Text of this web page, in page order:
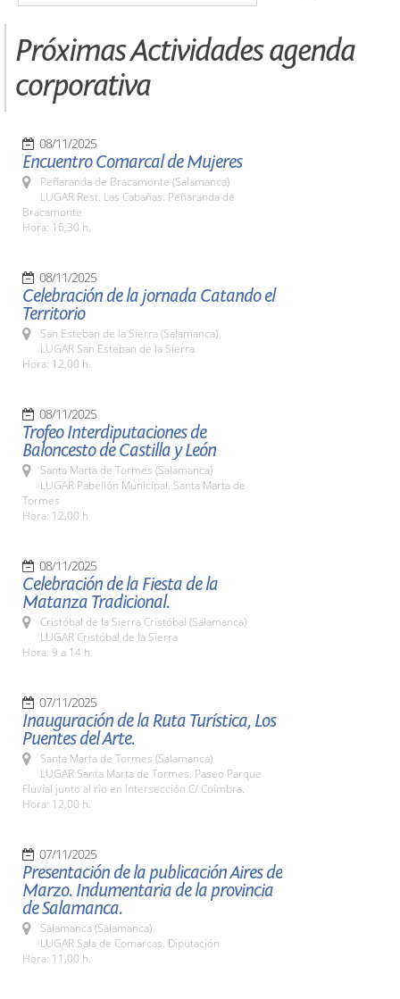
Próximas Actividades agenda
corporativa
08/11/2025
Encuentro Comarcal de Mujeres
Peñaranda de Bracamonte (Salamanca)
LUGAR Rest. Las Cabañas. Peñaranda de
Bracamonte
Hora: 16,30 h.
08/11/2025
Celebración de la jornada Catando el
Territorio
San Esteban de la Sierra (Salamanca)
LUGAR San Esteban de la Sierra
Hora: 12,00 h.
08/11/2025
Trofeo Interdiputaciones de
Baloncesto de Castilla y León
Santa Marta de Tormes (Salamanca)
LUGAR Pabellón Municipal. Santa Marta de
Tormes
Hora: 12,00 h
08/11/2025
Celebración de la Fiesta de la
Matanza Tradicional.
Cristóbal de la Sierra Cristóbal (Salamanca)
LUGAR Cristóbal de la Sierra
Hora: 9 a 14 h.
07/11/2025
Inauguración de la Ruta Turística, Los
Puentes del Arte.
Santa Marta de Tormes (Salamanca)
LUGAR Santa Marta de Tormes. Paseo Parque
Fluvial junto al rio en Intersección C/ Coimbra.
Hora: 12,00 h.
07/11/2025
Presentación de la publicación Aires de
Marzo. Indumentaria de la provincia
de Salamanca.
Salamanca (Salamanca)
LUGAR Sala de Comarcas. Diputación
Hora: 11,00 h.